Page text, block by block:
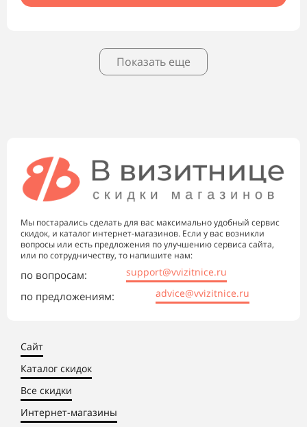
Показать еще
Мы постарались сделать для вас максимально удобный сервис
скидок, и каталог интернет-магазинов. Если у вас возникли
вопросы или есть предложения по улучшению сервиса сайта,
или по сотрудничеству, то напишите нам:
по вопросам: support@vvizitnice.ru
по предложениям: advice@vvizitnice.ru
Сайт
Каталог скидок
Все скидки
Интернет-магазины